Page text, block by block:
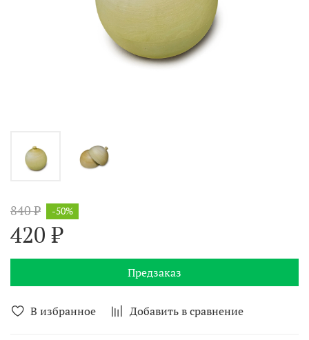
В избранное Добавить в сравнение
840 ₽
420 ₽
-50%
Предзаказ